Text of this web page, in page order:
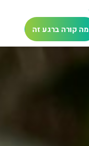
מה קורה ברגע זה